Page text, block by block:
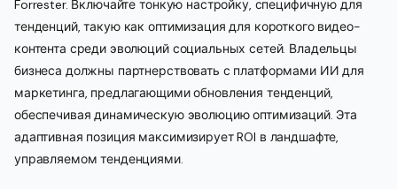
Forrester. Включайте тонкую настройку, специфичную для
тенденций, такую как оптимизация для короткого видео-
контента среди эволюций социальных сетей. Владельцы
бизнеса должны партнерствовать с платформами ИИ для
маркетинга, предлагающими обновления тенденций,
обеспечивая динамическую эволюцию оптимизаций. Эта
адаптивная позиция максимизирует ROI в ландшафте,
управляемом тенденциями.